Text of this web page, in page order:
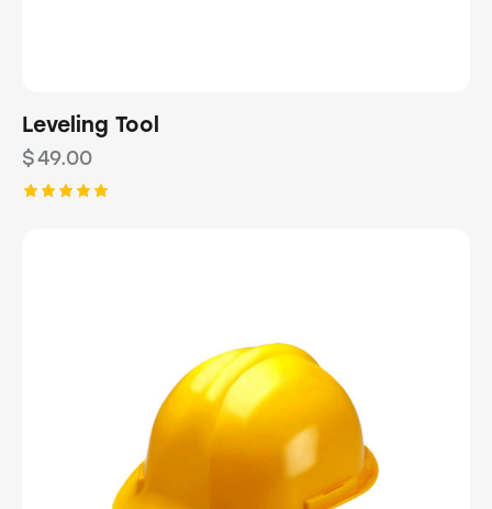
Leveling Tool
$49.00